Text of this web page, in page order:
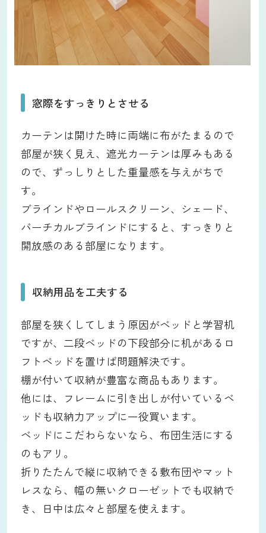
窓際をすっきりとさせる
カーテンは開けた時に両端に布がたまるので
部屋が狭く見え、遮光カーテンは厚みもある
ので、ずっしりとした重量感を与えがちで
す。
ブラインドやロールスクリーン、シェード、
バーチカルブラインドにすると、すっきりと
開放感のある部屋になります。
収納用品を工夫する
部屋を狭くしてしまう原因がベッドと学習机
ですが、二段ベッドの下段部分に机があるロ
フトベッドを置けば問題解決です。
棚が付いて収納が豊富な商品もあります。
他には、フレームに引き出しが付いているベ
ッドも収納力アップに一役買います。
ベッドにこだわらないなら、布団生活にする
のもアリ。
折りたたんで縦に収納できる敷布団やマット
レスなら、幅の無いクローゼットでも収納で
き、日中は広々と部屋を使えます。